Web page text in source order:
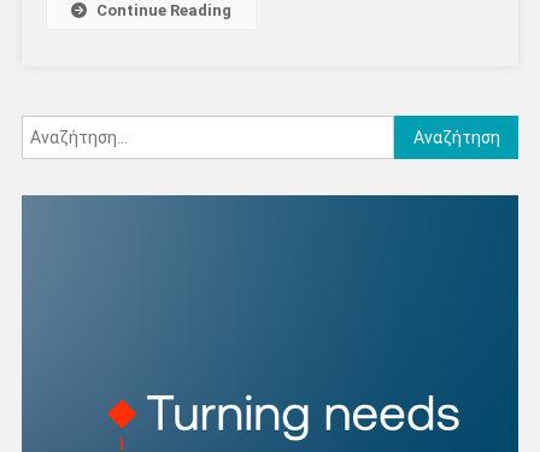
Continue Reading
Αναζήτηση
για: